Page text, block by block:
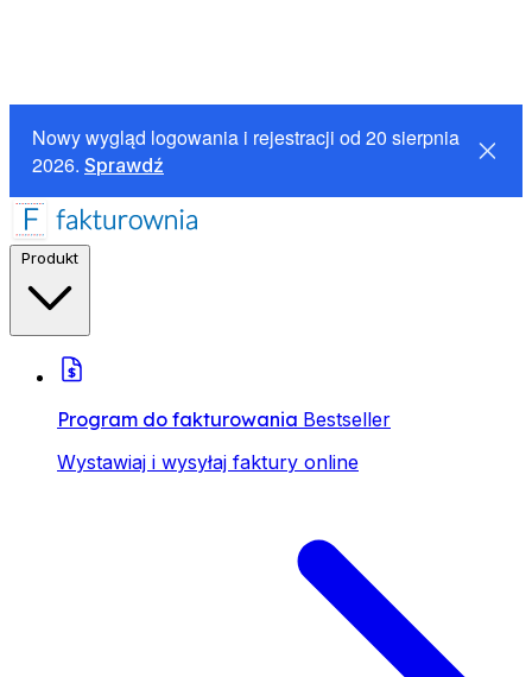
Nowy wygląd logowania i rejestracji od 20 sierpnia
2026. Sprawdź
Program do fakturowania Bestseller
Wystawiaj i wysyłaj faktury online